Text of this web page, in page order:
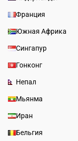
Франция
Южная Африка
Сингапур
Гонконг
Непал
Мьянма
Иран
Бельгия